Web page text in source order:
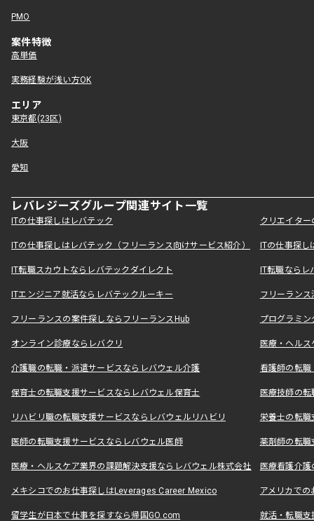
PMO
案件特徴
高単価
実務経験が浅い方OK
エリア
東京都(23区)
大阪
愛知
レバレジーズグループ関連サイト一覧
ITの仕事探しはレバテック クリエイタ
ITの仕事探しはレバテック（フリーランス向けサービス紹介） ITの仕事探
IT転職スカウトならレバテックダイレクト IT転職なら
ITエンジニア就活ならレバテックルーキー フリーラン
フリーランスの案件探しならフリーランスHub プログラミ
オンライン診療ならレバクリ 医療・ヘル
介護職の転職・派遣サービスならレバウェル介護 看護師の転
保育士の転職支援サービスならレバウェル保育士 医療技師の
リハビリ職の転職支援サービスならレバウェルリハビリ 栄養士の転
医師の転職支援サービスならレバウェル医師 薬剤師の転
医療・ヘルスケア業界の課題解決支援ならレバウェル株式会社 医療看護介
メキシコでのお仕事探しはLeverages Career Mexico アメリカで
留学生が日本で仕事を探すなら帰国GO.com 就活・転職